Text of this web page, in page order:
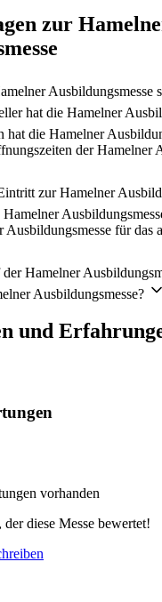
zur
Ausbildungsmesse
hat die Hamelner
hat die Hamelner
der Hamelner
zur Hamelner
Ausbildungsmesse für das
Hamelner
Ausbildungsmesse?
und
vorhanden
der diese Messe bewertet!